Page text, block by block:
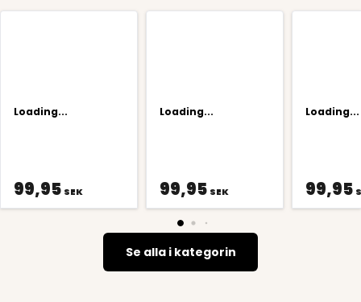
Loading...
99,95 SEK
Loading...
99,95 SEK
Loading...
99,95
Se alla i kategorin